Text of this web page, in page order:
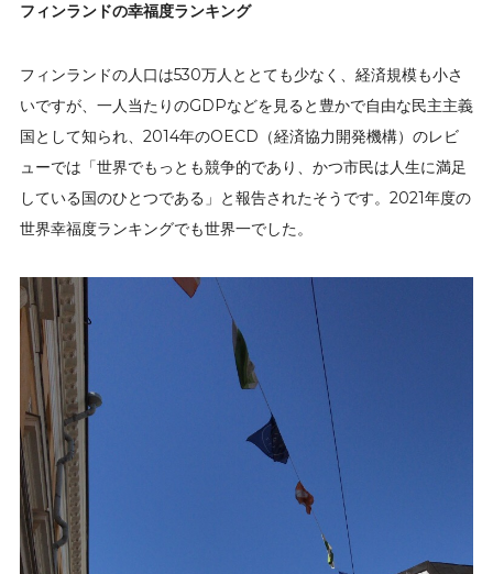
フィンランドの幸福度ランキング
フィンランドの人口は530万人ととても少なく、経済規模も小さ
いですが、一人当たりのGDPなどを見ると豊かで自由な民主主義
国として知られ、2014年のOECD（経済協力開発機構）のレビ
ューでは「世界でもっとも競争的であり、かつ市民は人生に満足
している国のひとつである」と報告されたそうです。2021年度の
世界幸福度ランキングでも世界一でした。